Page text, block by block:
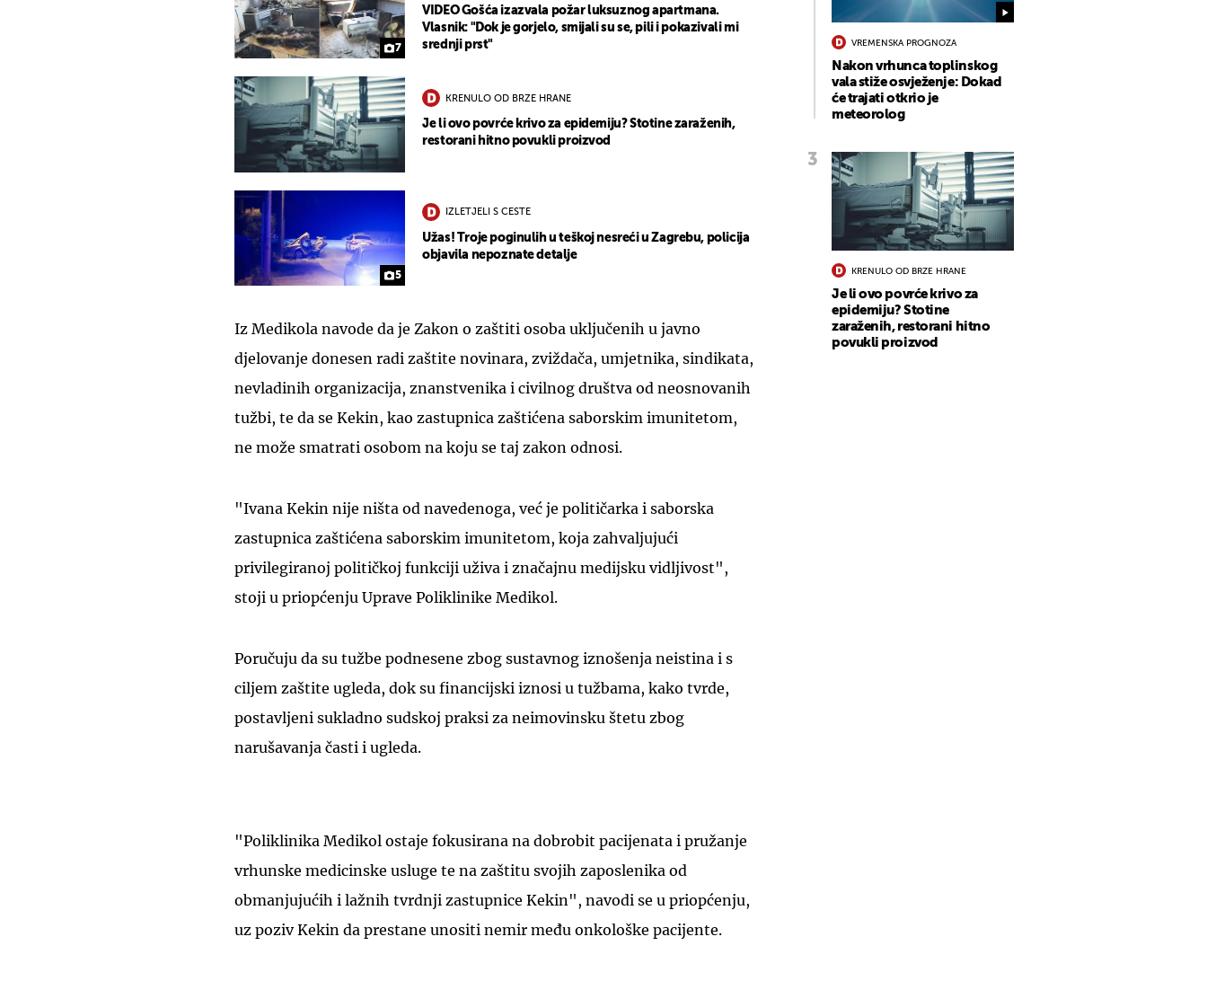
7
VIDEO Gošća izazvala požar luksuznog apartmana.
Vlasnik: "Dok je gorjelo, smijali su se, pili i pokazivali mi
srednji prst"
KRENULO OD BRZE HRANE
Je li ovo povrće krivo za epidemiju? Stotine zaraženih,
restorani hitno povukli proizvod
5
IZLETJELI S CESTE
Užas! Troje poginulih u teškoj nesreći u Zagrebu, policija
objavila nepoznate detalje
Iz Medikola navode da je Zakon o zaštiti osoba uključenih u javno
djelovanje donesen radi zaštite novinara, zviždača, umjetnika, sindikata,
nevladinih organizacija, znanstvenika i civilnog društva od neosnovanih
tužbi, te da se Kekin, kao zastupnica zaštićena saborskim imunitetom,
ne može smatrati osobom na koju se taj zakon odnosi.
"Ivana Kekin nije ništa od navedenoga, već je političarka i saborska
zastupnica zaštićena saborskim imunitetom, koja zahvaljujući
privilegiranoj političkoj funkciji uživa i značajnu medijsku vidljivost",
stoji u priopćenju Uprave Poliklinike Medikol.
Poručuju da su tužbe podnesene zbog sustavnog iznošenja neistina i s
ciljem zaštite ugleda, dok su financijski iznosi u tužbama, kako tvrde,
postavljeni sukladno sudskoj praksi za neimovinsku štetu zbog
narušavanja časti i ugleda.
"Poliklinika Medikol ostaje fokusirana na dobrobit pacijenata i pružanje
vrhunske medicinske usluge te na zaštitu svojih zaposlenika od
obmanjujućih i lažnih tvrdnji zastupnice Kekin", navodi se u priopćenju,
uz poziv Kekin da prestane unositi nemir među onkološke pacijente.
VREMENSKA PROGNOZA
Nakon vrhunca toplinskog
vala stiže osvježenje: Dokad
će trajati otkrio je
meteorolog
KRENULO OD BRZE HRANE
Je li ovo povrće krivo za
epidemiju? Stotine
zaraženih, restorani hitno
povukli proizvod
UKLJUČITE NOTIFIKACIJE